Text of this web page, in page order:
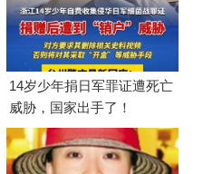
14岁少年捐日军罪证遭死亡
威胁，国家出手了！